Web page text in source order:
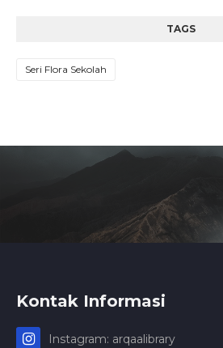
TAGS
Seri Flora Sekolah
Kontak Informasi
Instagram: arqaalibrary